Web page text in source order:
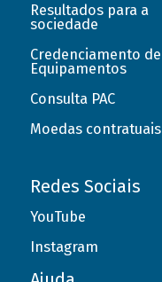
Resultados para a
sociedade
Credenciamento de
Equipamentos
Consulta PAC
Moedas contratuais
Redes Sociais
YouTube
Instagram